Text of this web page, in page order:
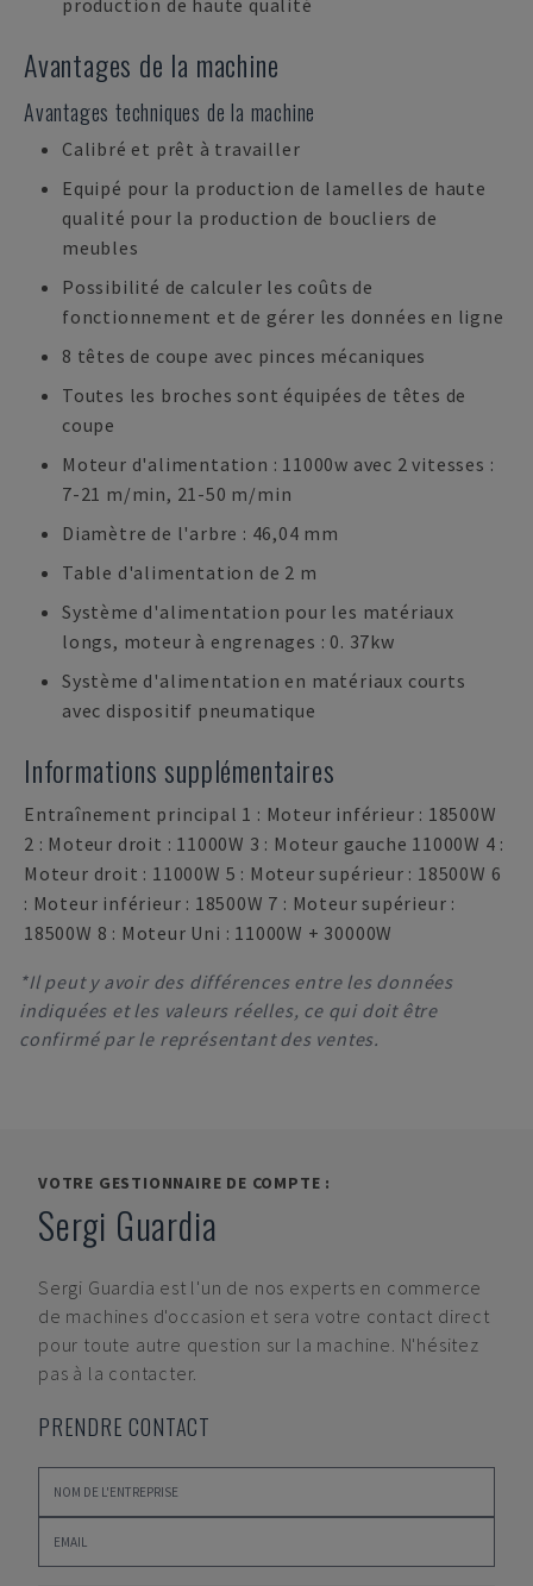
production de haute qualité
Avantages de la machine
Avantages techniques de la machine
Calibré et prêt à travailler
Equipé pour la production de lamelles de haute
qualité pour la production de boucliers de
meubles
Possibilité de calculer les coûts de
fonctionnement et de gérer les données en ligne
8 têtes de coupe avec pinces mécaniques
Toutes les broches sont équipées de têtes de
coupe
Moteur d'alimentation : 11000w avec 2 vitesses :
7-21 m/min, 21-50 m/min
Diamètre de l'arbre : 46,04 mm
Table d'alimentation de 2 m
Système d'alimentation pour les matériaux
longs, moteur à engrenages : 0. 37kw
Système d'alimentation en matériaux courts
avec dispositif pneumatique
Informations supplémentaires
Entraînement principal 1 : Moteur inférieur : 18500W
2 : Moteur droit : 11000W 3 : Moteur gauche 11000W 4 :
Moteur droit : 11000W 5 : Moteur supérieur : 18500W 6
: Moteur inférieur : 18500W 7 : Moteur supérieur :
18500W 8 : Moteur Uni : 11000W + 30000W
*Il peut y avoir des différences entre les données
indiquées et les valeurs réelles, ce qui doit être
confirmé par le représentant des ventes.
VOTRE GESTIONNAIRE DE COMPTE :
Sergi Guardia
Sergi Guardia est l'un de nos experts en commerce
de machines d'occasion et sera votre contact direct
pour toute autre question sur la machine. N'hésitez
pas à la contacter.
PRENDRE CONTACT